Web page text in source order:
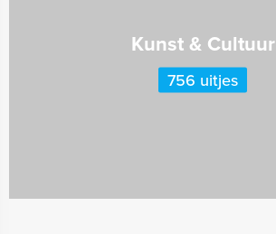
Kunst & Cultuur
756 uitjes